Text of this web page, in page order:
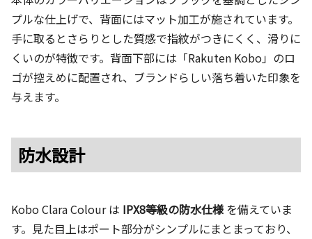
プルな仕上げで、背面にはマット加工が施されています。
手に取るとさらりとした質感で指紋がつきにくく、滑りに
くいのが特徴です。背面下部には「Rakuten Kobo」のロ
ゴが控えめに配置され、ブランドらしい落ち着いた印象を
与えます。
防水設計
Kobo Clara Colour は IPX8等級の防水仕様 を備えていま
す。見た目上はポート部分がシンプルにまとまっており、